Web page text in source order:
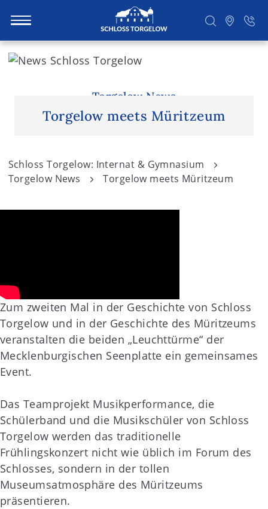
S
e
Torgelow News
Torgelow meets Müritzeum
Schloss Torgelow: Internat & Gymnasium
Torgelow News
Torgelow meets Müritzeum
Zum zweiten Mal in der Geschichte von Schloss
Torgelow und in der Geschichte des Müritzeums
veranstalten die beiden „Leuchttürme“ der
Mecklenburgischen Seenplatte ein gemeinsames
Event.
Das Teamprojekt Musikperformance, die
Schülerband und die Musikschüler von Schloss
Torgelow werden das traditionelle
Frühlingskonzert nicht wie üblich im Forum des
Schlosses, sondern in der tollen
Museumsatmosphäre des Müritzeums
präsentieren.